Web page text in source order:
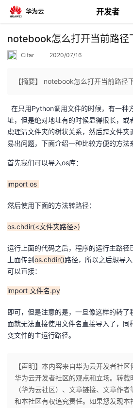
开发者
返
个
人
主
页
我
的
开
发
我
客
论
的
子
我
直
播
的
活
我
的
我
notebook怎么打开当前路径
Cifar 2020/07/16
【摘要】 notebook怎么打开当前路径
在只用Python调用文件的时候，有一种
址，但是绝对地址有的时候显得很长，或
虑理清文件夹的树状关系，然后跨文件夹
易出问题，下面介绍一种比较方便的方法
首先我们可以导入os库：
import os
然后使用下面的方法转路径：
os.chdir(<文件夹路径>)
运行上面的代码之后，程序的运行主路径
上面传到os.chdir()路径，所以之后想导
可以直接：
import 文件名.py
即可，但是注意的是，一旦像这样的转了
面就无法直接使用文件名直接导入了，同
变文件的主运行路径。
【声明】本内容来自华为云开发者社
华为云开发者社区的观点和立场。转载
（华为云社区）、文章链接、文章作
和本社区有权追究责任。如果您发现本